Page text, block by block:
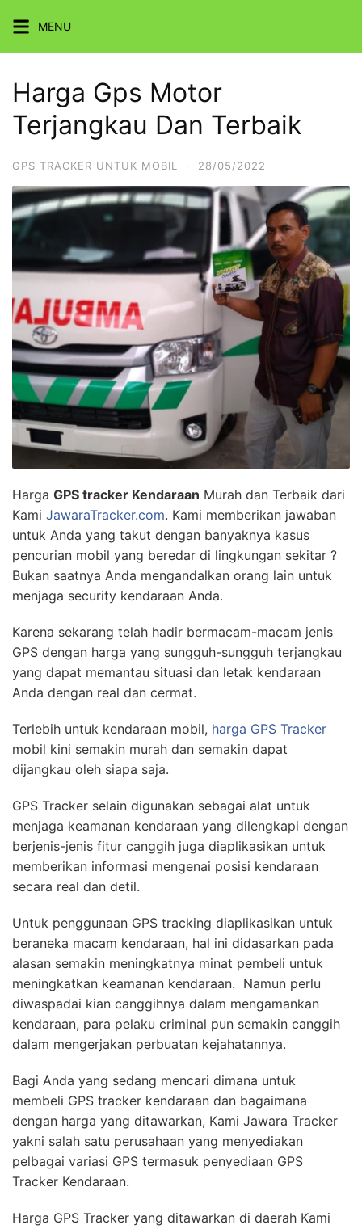
content
MENU
Harga Gps Motor
Terjangkau Dan Terbaik
GPS TRACKER UNTUK MOBIL · 28/05/2022
Harga GPS tracker Kendaraan Murah dan Terbaik dari
Kami JawaraTracker.com. Kami memberikan jawaban
untuk Anda yang takut dengan banyaknya kasus
pencurian mobil yang beredar di lingkungan sekitar ?
Bukan saatnya Anda mengandalkan orang lain untuk
menjaga security kendaraan Anda.
Karena sekarang telah hadir bermacam-macam jenis
GPS dengan harga yang sungguh-sungguh terjangkau
yang dapat memantau situasi dan letak kendaraan
Anda dengan real dan cermat.
Terlebih untuk kendaraan mobil, harga GPS Tracker
mobil kini semakin murah dan semakin dapat
dijangkau oleh siapa saja.
GPS Tracker selain digunakan sebagai alat untuk
menjaga keamanan kendaraan yang dilengkapi dengan
berjenis-jenis fitur canggih juga diaplikasikan untuk
memberikan informasi mengenai posisi kendaraan
secara real dan detil.
Untuk penggunaan GPS tracking diaplikasikan untuk
beraneka macam kendaraan, hal ini didasarkan pada
alasan semakin meningkatnya minat pembeli untuk
meningkatkan keamanan kendaraan. Namun perlu
diwaspadai kian canggihnya dalam mengamankan
kendaraan, para pelaku criminal pun semakin canggih
dalam mengerjakan perbuatan kejahatannya.
Bagi Anda yang sedang mencari dimana untuk
membeli GPS tracker kendaraan dan bagaimana
dengan harga yang ditawarkan, Kami Jawara Tracker
yakni salah satu perusahaan yang menyediakan
pelbagai variasi GPS termasuk penyediaan GPS
Tracker Kendaraan.
Harga GPS Tracker yang ditawarkan di daerah Kami